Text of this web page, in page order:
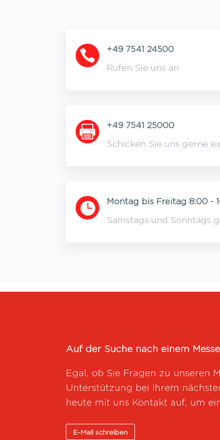
 +49 7541 24500
Rufen Sie uns an
 +49 7541 25000
Schicken Sie uns gerne
 Montag bis Freitag 8:00 -
Samstags und Sonntags
Auf der Suche nach einem
Egal, ob Sie Fragen zu unseren
Unterstützung bei Ihrem
heute mit uns Kontakt auf, um
E-Mail schreiben